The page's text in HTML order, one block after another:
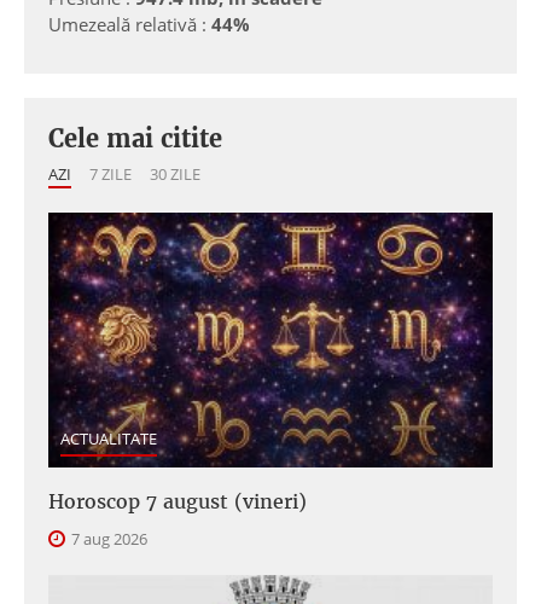
Umezeală relativă : 44%
Cele mai citite
AZI 7 ZILE 30 ZILE
ACTUALITATE
Horoscop 7 august (vineri)
7 aug 2026